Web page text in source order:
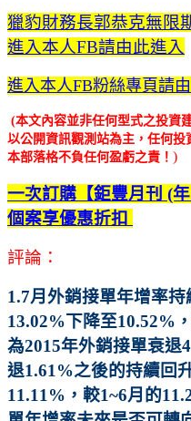
獵豹財務長郭恭克無限
進入本人FB請由此進入
進入本人FB粉絲專頁請
(本文內容並非任何型式之投資
以公開資訊觀測站為主，任何投
本部落格不負任何盈虧之責！ )
一次訂購【鉅豐月刊 (
個案享優惠折扣
評論：
1.7月外銷接單年增率
13.02%下降至10.52%
為2015年外銷接單衰退
退1.61%之後的持續回
11.11%，較1~6月的